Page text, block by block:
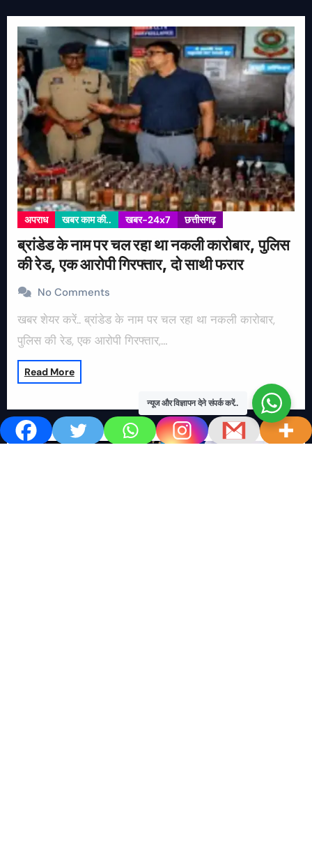
अपराध खबर काम की.. खबर-24x7 छत्तीसगढ़
ब्रांडेड के नाम पर चल रहा था नकली कारोबार, पुलिस
की रेड, एक आरोपी गिरफ्तार, दो साथी फरार
No Comments
खबर शेयर करें.. ब्रांडेड के नाम पर चल रहा था नकली कारोबार,
पुलिस की रेड, एक आरोपी गिरफ्तार,…
Read More
न्यूज और विज्ञापन देने संपर्क करें..